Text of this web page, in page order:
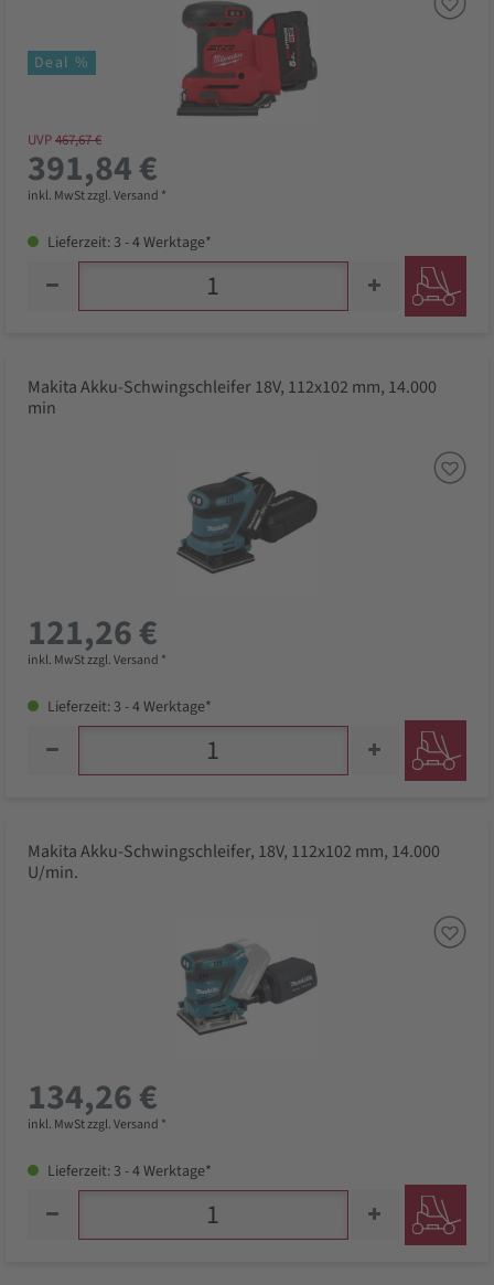
Deal %
UVP467,67 €
391,84 €
inkl. MwSt zzgl. Versand *
Lieferzeit: 3 - 4 Werktage*
Makita Akku-Schwingschleifer 18V, 112x102 mm, 14.000
min
121,26 €
inkl. MwSt zzgl. Versand *
Lieferzeit: 3 - 4 Werktage*
Makita Akku-Schwingschleifer, 18V, 112x102 mm, 14.000
U/min.
134,26 €
inkl. MwSt zzgl. Versand *
Lieferzeit: 3 - 4 Werktage*